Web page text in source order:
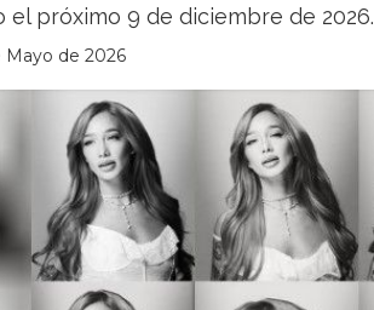
el próximo 9 de diciembre de 2026.
Mayo de 2026